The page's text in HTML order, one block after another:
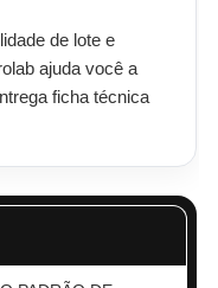
de lote e
ajuda você a
ficha técnica